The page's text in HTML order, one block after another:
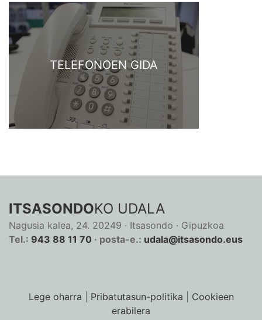
TELEFONOEN GIDA
ITSASONDOKO UDALA
Nagusia kalea, 24. 20249 · Itsasondo · Gipuzkoa
Tel.: 943 88 11 70 · posta-e.: udala@itsasondo.eus
Lege oharra Pribatutasun-politika
Cookieen
erabilera